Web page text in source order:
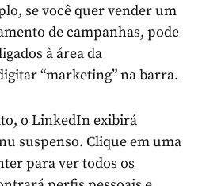
se você quer vender um
de campanhas, pode
à área da
“marketing” na barra.
o LinkedIn exibirá
suspenso. Clique em uma
para ver todos os